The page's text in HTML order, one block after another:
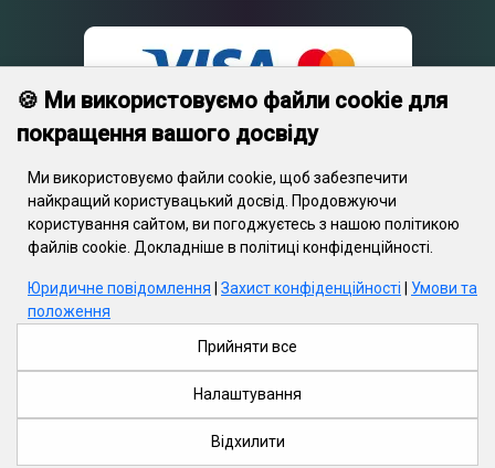
© 2026 Engrave. Усі права захищені.Текст, зображення, графіка,
відеофайли та їхнє компонування захищені авторським правом
та іншими положеннями про захист інтелектуальної власності.
Дані об’єкти не можуть копіюватися з метою комерційного
використання або поширення, модифікуватися або публікуватися
на інших сайтах без письмової згоди Engrave. Деякі веб-сайти
правом їх постачальників.
🍪 Ми використовуємо файли cookie для
покращення вашого досвіду
Ми використовуємо файли cookie, щоб забезпечити
найкращий користувацький досвід. Продовжуючи
користування сайтом, ви погоджуєтесь з нашою політикою
файлів cookie. Докладніше в політиці конфіденційності.
Юридичне повідомлення Захист конфіденційності
Умови та
положення
Прийняти все
Налаштування
Відхилити